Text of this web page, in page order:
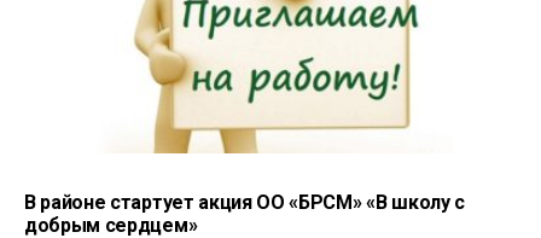
В районе стартует акция ОО «БРСМ» «В школу с
добрым сердцем»